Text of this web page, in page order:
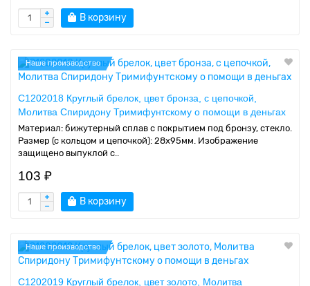
В корзину
Наше производство
C1202018 Круглый брелок, цвет бронза, с цепочкой,
Молитва Спиридону Тримифунтскому о помощи в деньгах
Материал: бижутерный сплав с покрытием под бронзу, стекло.
Размер (с кольцом и цепочкой): 28х95мм. Изображение
защищено выпуклой с..
103 ₽
В корзину
Наше производство
C1202019 Круглый брелок, цвет золото, Молитва